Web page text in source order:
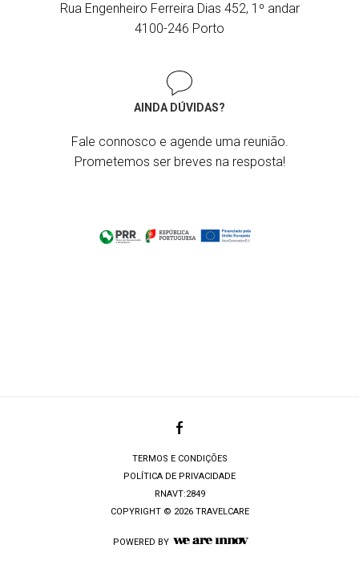
Rua Engenheiro Ferreira Dias 452, 1º andar
4100-246 Porto
AINDA DÚVIDAS?
Fale connosco e agende uma reunião.
Prometemos ser breves na resposta!
TERMOS E CONDIÇÕES
POLÍTICA DE PRIVACIDADE
RNAVT:2849
COPYRIGHT © 2026 TRAVELCARE
POWERED BY